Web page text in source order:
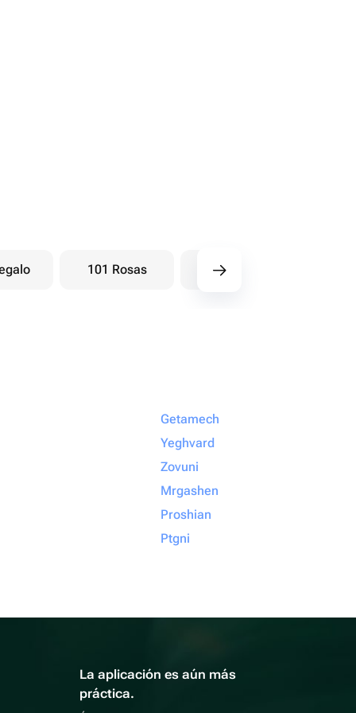
101 Rosas Ramos baya
Getamech
Yeghvard
Zovuni
Mrgashen
Proshian
Ptgni
La aplicación es aún más
práctica.